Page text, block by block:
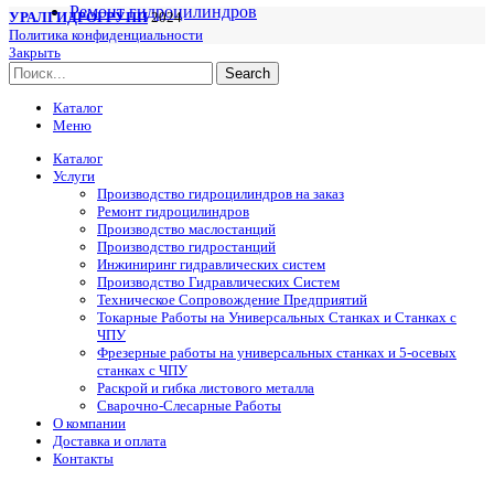
Ремонт гидроцилиндров
УРАЛГИДРОГРУПП 2024
Политика конфиденциальности
Закрыть
Search
Каталог
Меню
Каталог
Услуги
Производство гидроцилиндров на заказ
Ремонт гидроцилиндров
Производство маслостанций
Производство гидростанций
Инжиниринг гидравлических систем
Производство Гидравлических Систем
Техническое Сопровождение Предприятий
Токарные Работы на Универсальных Станках и Станках с
ЧПУ
Фрезерные работы на универсальных станках и 5-осевых
станках с ЧПУ
Раскрой и гибка листового металла
Сварочно-Слесарные Работы
О компании
Доставка и оплата
Контакты